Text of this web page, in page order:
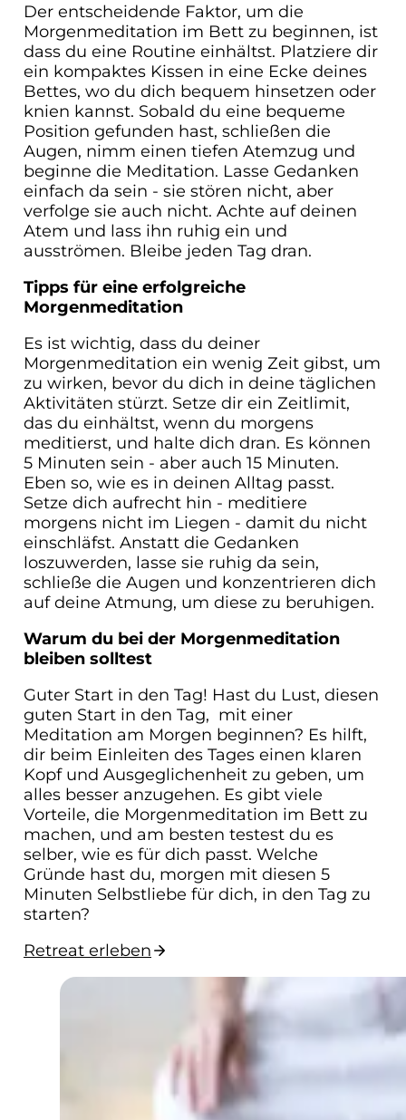
Der entscheidende Faktor, um die
Morgenmeditation im Bett zu beginnen, ist
dass du eine Routine einhältst. Platziere dir
ein kompaktes Kissen in eine Ecke deines
Bettes, wo du dich bequem hinsetzen oder
knien kannst. Sobald du eine bequeme
Position gefunden hast, schließen die
Augen, nimm einen tiefen Atemzug und
beginne die Meditation. Lasse Gedanken
einfach da sein - sie stören nicht, aber
verfolge sie auch nicht. Achte auf deinen
Atem und lass ihn ruhig ein und
ausströmen. Bleibe jeden Tag dran.
Tipps für eine erfolgreiche
Morgenmeditation
Es ist wichtig, dass du deiner
Morgenmeditation ein wenig Zeit gibst, um
zu wirken, bevor du dich in deine täglichen
Aktivitäten stürzt. Setze dir ein Zeitlimit,
das du einhältst, wenn du morgens
meditierst, und halte dich dran. Es können
5 Minuten sein - aber auch 15 Minuten.
Eben so, wie es in deinen Alltag passt.
Setze dich aufrecht hin - meditiere
morgens nicht im Liegen - damit du nicht
einschläfst. Anstatt die Gedanken
loszuwerden, lasse sie ruhig da sein,
schließe die Augen und konzentrieren dich
auf deine Atmung, um diese zu beruhigen.
Warum du bei der Morgenmeditation
bleiben solltest
Guter Start in den Tag! Hast du Lust, diesen
guten Start in den Tag, mit einer
Meditation am Morgen beginnen? Es hilft,
dir beim Einleiten des Tages einen klaren
Kopf und Ausgeglichenheit zu geben, um
alles besser anzugehen. Es gibt viele
Vorteile, die Morgenmeditation im Bett zu
machen, und am besten testest du es
selber, wie es für dich passt. Welche
Gründe hast du, morgen mit diesen 5
Minuten Selbstliebe für dich, in den Tag zu
starten?
Retreat erleben